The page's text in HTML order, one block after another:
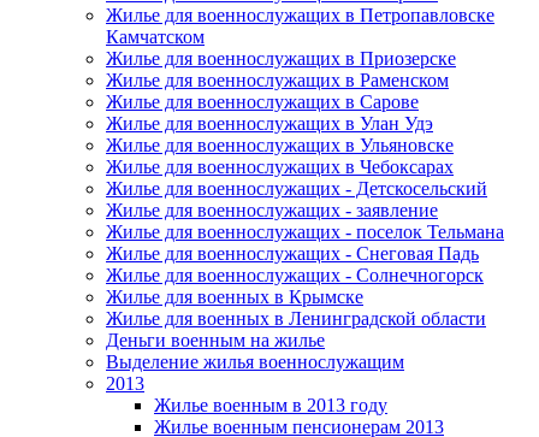
Жилье для военнослужащих в Петропавловске
Камчатском
Жилье для военнослужащих в Приозерске
Жилье для военнослужащих в Раменском
Жилье для военнослужащих в Сарове
Жилье для военнослужащих в Улан Удэ
Жилье для военнослужащих в Ульяновске
Жилье для военнослужащих в Чебоксарах
Жилье для военнослужащих - Детскосельский
Жилье для военнослужащих - заявление
Жилье для военнослужащих - поселок Тельмана
Жилье для военнослужащих - Снеговая Падь
Жилье для военнослужащих - Солнечногорск
Жилье для военных в Крымске
Жилье для военных в Ленинградской области
Деньги военным на жилье
Выделение жилья военнослужащим
2013
Жилье военным в 2013 году
Жилье военным пенсионерам 2013